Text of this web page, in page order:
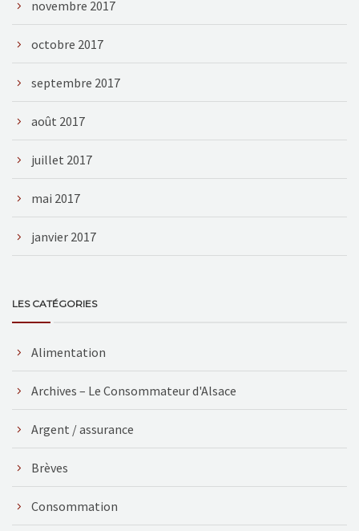
novembre 2017
octobre 2017
septembre 2017
août 2017
juillet 2017
mai 2017
janvier 2017
LES CATÉGORIES
Alimentation
Archives – Le Consommateur d'Alsace
Argent / assurance
Brèves
Consommation